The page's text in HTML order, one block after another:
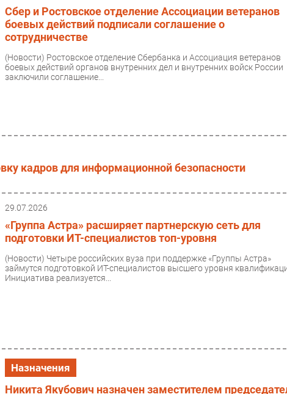
Сбер и Ростовское отделение Ассоциации ветеранов
боевых действий подписали соглашение о
сотрудничестве
(Новости) Ростовское отделение Сбербанка и Ассоциация ветеранов
боевых действий органов внутренних дел и внутренних войск России
заключили соглашение...
кадров для информационной безопасности
29.07.2026
«Группа Астра» расширяет партнерскую сеть для
подготовки ИТ-специалистов топ-уровня
(Новости) Четыре российских вуза при поддержке «Группы Астра»
займутся подготовкой ИТ-специалистов высшего уровня
Инициатива реализуется...
Назначения
Никита Якубович назначен заместителем